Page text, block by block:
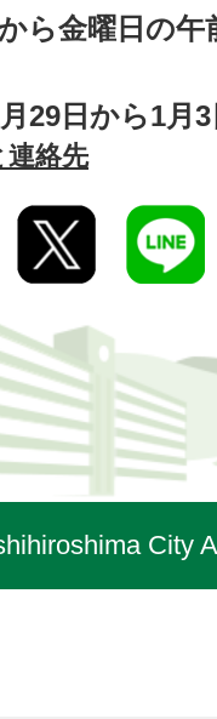
ら金曜日の午
月29日から1月
連絡先
City